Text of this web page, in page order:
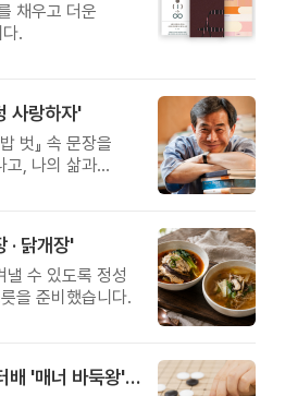
채우고 더운
.
사랑하자'
벗』 속 문장을
고, 나의 삶과
· 닭개장'
낼 수 있도록 정성
을 준비했습니다.
제3회 서초구 아버지센터배 '매너 바둑왕' 대회